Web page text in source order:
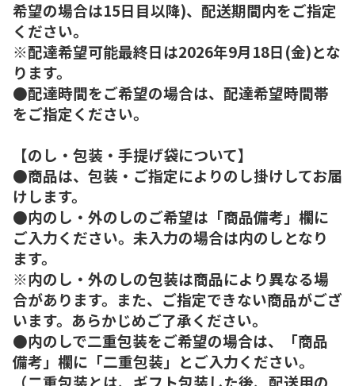
希望の場合は15日目以降)、配送期間内をご指定
ください。
※配達希望可能最終日は2026年9月18日(金)とな
ります。
●配達時間をご希望の場合は、配達希望時間帯
をご指定ください。
【のし・包装・手提げ袋について】
●商品は、包装・ご指定によりのし掛けしてお届
けします。
●内のし・外のしのご希望は「商品備考」欄に
ご入力ください。未入力の場合は内のしとなり
ます。
※内のし・外のしの包装は商品により異なる場
合があります。また、ご指定できない商品がござ
います。あらかじめご了承ください。
●内のしで二重包装をご希望の場合は、「商品
備考」欄に「二重包装」とご入力ください。
（二重包装とは、ギフト包装した後、配送用の